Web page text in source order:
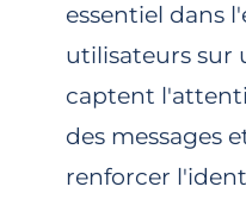
essentiel dans
utilisateurs sur
captent
des messages
renforcer